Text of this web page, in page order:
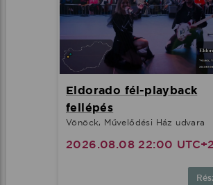
Eldorado fél-playback
fellépés
Vönöck, Művelődési Ház udvara
2026.08.08 22:00 UTC+2